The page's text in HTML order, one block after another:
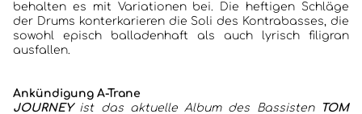
behalten es mit Variationen bei. Die heftigen Schläge
der Drums konterkarieren die Soli des Kontrabasses, die
sowohl episch balladenhaft als auch lyrisch filigran
ausfallen.
Ankündigung A-Trane
JOURNEYist das aktuelle Album des Bassisten
TOM